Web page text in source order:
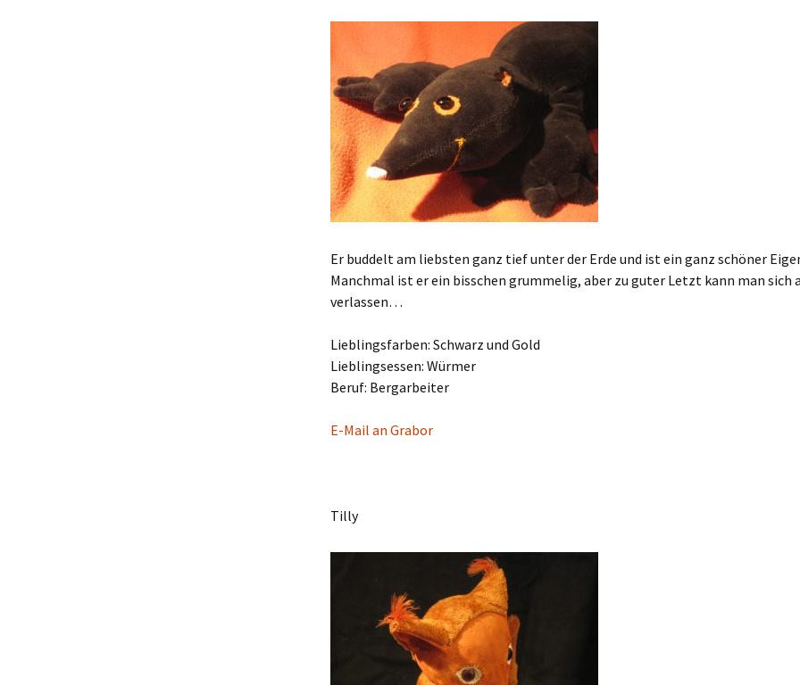
Er buddelt am liebsten ganz tief unter der Erde und ist ein ganz schöner
Manchmal ist er ein bisschen grummelig, aber zu guter Letzt kann man sich
verlassen…
Lieblingsfarben: Schwarz und Gold
Lieblingsessen: Würmer
Beruf: Bergarbeiter
E-Mail an Grabor
Tilly